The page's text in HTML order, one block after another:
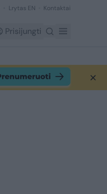
Lrytas EN Kontaktai
Prisijungti